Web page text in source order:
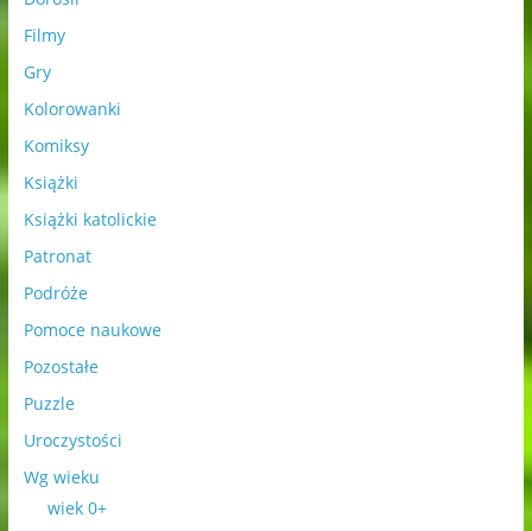
Filmy
Gry
Kolorowanki
Komiksy
Książki
Książki katolickie
Patronat
Podróże
Pomoce naukowe
Pozostałe
Puzzle
Uroczystości
Wg wieku
wiek 0+